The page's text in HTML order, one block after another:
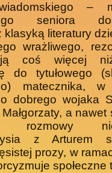
–
se­niora
literatury
wrażliwego,
coś więcej
do tytułowego
matecznika, w
dobre­go wojaka
a nawet
rozmowy
z Arturem
prozy, w
społeczne